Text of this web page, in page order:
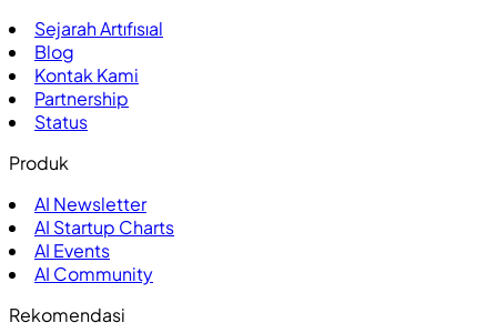
Sejarah Artıfısıal
Blog
Kontak Kami
Partnership
Status
Produk
AI Newsletter
AI Startup Charts
AI Events
AI Community
Rekomendasi